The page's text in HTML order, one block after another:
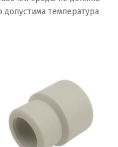
допустима температура